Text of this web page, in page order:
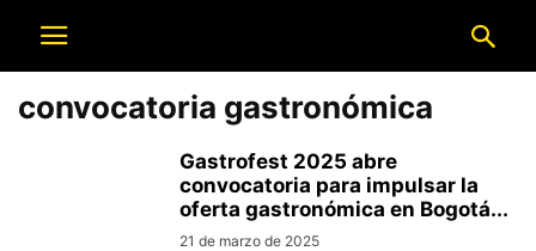
convocatoria gastronómica
Gastrofest 2025 abre
convocatoria para impulsar la
oferta gastronómica en Bogotá...
21 de marzo de 2025